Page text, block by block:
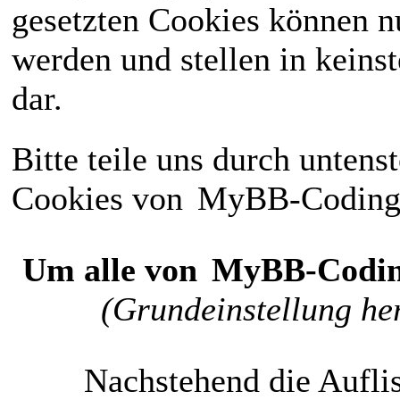
gesetzten Cookies können
werden und stellen in
dar.
Bitte teile uns durch
Cookies von MyBB-Coding
Um alle von MyBB-
(Grundeinstellung
Nachstehend die